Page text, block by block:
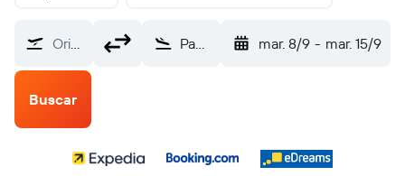
Origen Paulo Afonso (PAV) mar. 8/9 - mar. 15/9
Buscar